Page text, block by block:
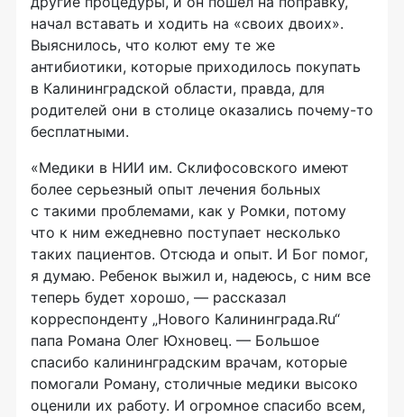
начал вставать и ходить на «своих двоих».
Выяснилось, что колют ему те же
антибиотики, которые приходилось покупать
в Калининградской области, правда, для
родителей они в столице оказались почему-то
бесплатными.
«Медики в НИИ им. Склифосовского имеют
более серьезный опыт лечения больных
с такими проблемами, как у Ромки, потому
что к ним ежедневно поступает несколько
таких пациентов. Отсюда и опыт. И Бог помог,
я думаю. Ребенок выжил и, надеюсь, с ним все
теперь будет хорошо, — рассказал
корреспонденту „Нового Калининграда.Ru“
папа Романа Олег Юхновец. — Большое
спасибо калининградским врачам, которые
помогали Роману, столичные медики высоко
оценили их работу. И огромное спасибо всем,